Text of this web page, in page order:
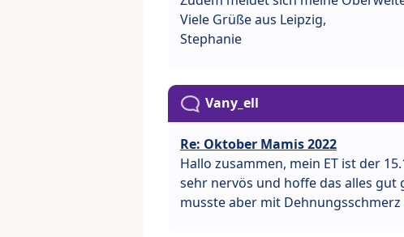
Viele Grüße aus Leipzig,
Stephanie
Vany_ell
Re: Oktober Mamis 2022
Hallo zusammen, mein ET ist der
sehr nervös und hoffe das alles gut
musste aber mit